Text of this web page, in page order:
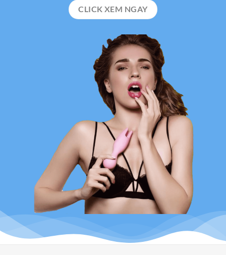
CLICK XEM NGAY